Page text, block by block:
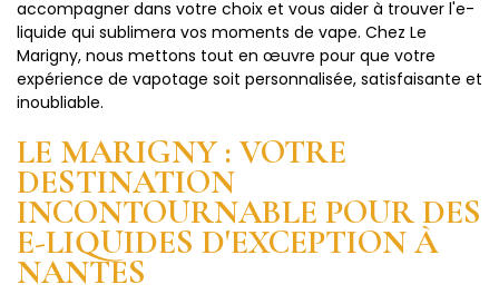
accompagner dans votre choix et vous aider à trouver l'e-
liquide qui sublimera vos moments de vape. Chez Le
Marigny, nous mettons tout en œuvre pour que votre
expérience de vapotage soit personnalisée, satisfaisante et
inoubliable.
LE MARIGNY : VOTRE
DESTINATION
INCONTOURNABLE POUR DES
E-LIQUIDES D'EXCEPTION À
NANTES